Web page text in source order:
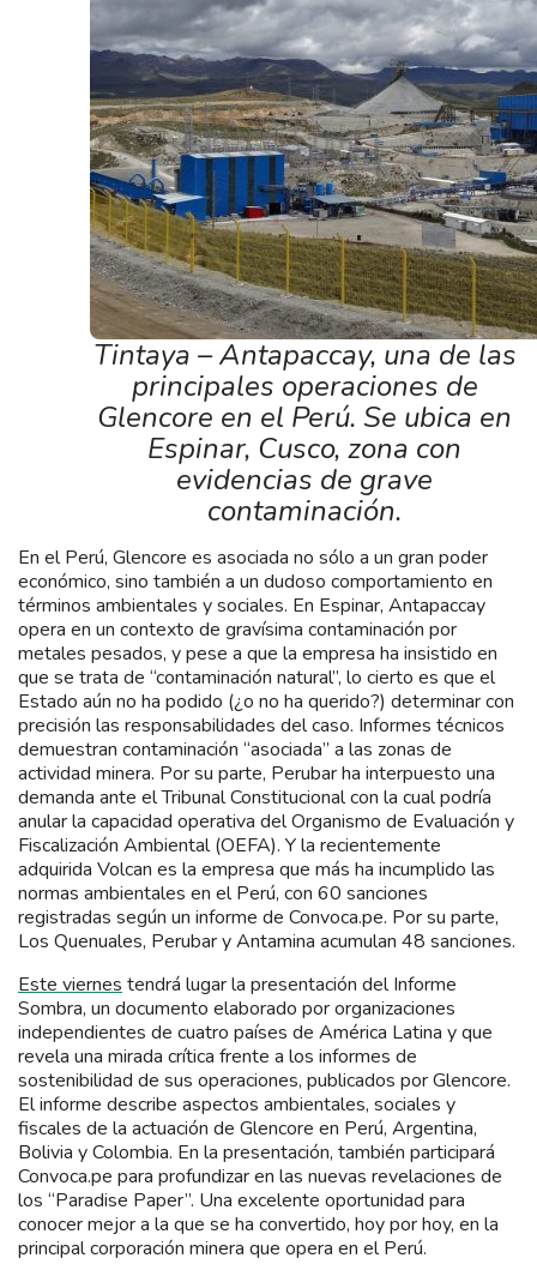
Tintaya – Antapaccay, una de las
principales operaciones de
Glencore en el Perú. Se ubica en
Espinar, Cusco, zona con
evidencias de grave
contaminación.
En el Perú, Glencore es asociada no sólo a un gran poder
económico, sino también a un dudoso comportamiento en
términos ambientales y sociales. En Espinar, Antapaccay
opera en un contexto de gravísima contaminación por
metales pesados, y pese a que la empresa ha insistido en
que se trata de “contaminación natural”, lo cierto es que el
Estado aún no ha podido (¿o no ha querido?) determinar con
precisión las responsabilidades del caso. Informes técnicos
demuestran contaminación “asociada” a las zonas de
actividad minera. Por su parte, Perubar ha interpuesto una
demanda ante el Tribunal Constitucional con la cual podría
anular la capacidad operativa del Organismo de Evaluación y
Fiscalización Ambiental (OEFA). Y la recientemente
adquirida Volcan es la empresa que más ha incumplido las
normas ambientales en el Perú, con 60 sanciones
registradas según un informe de Convoca.pe. Por su parte,
Los Quenuales, Perubar y Antamina acumulan 48 sanciones.
Este viernes tendrá lugar la presentación del Informe
Sombra, un documento elaborado por organizaciones
independientes de cuatro países de América Latina y que
revela una mirada crítica frente a los informes de
sostenibilidad de sus operaciones, publicados por Glencore.
El informe describe aspectos ambientales, sociales y
fiscales de la actuación de Glencore en Perú, Argentina,
Bolivia y Colombia. En la presentación, también participará
Convoca.pe para profundizar en las nuevas revelaciones de
los “Paradise Paper”. Una excelente oportunidad para
conocer mejor a la que se ha convertido, hoy por hoy, en la
principal corporación minera que opera en el Perú.